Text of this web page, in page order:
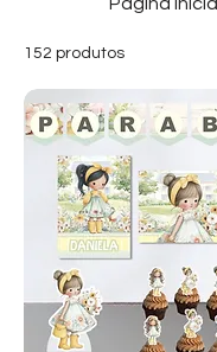
152 produtos